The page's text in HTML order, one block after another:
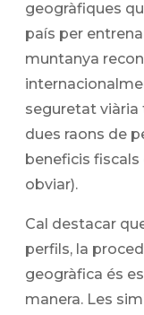
geogràfiques
país per
muntanya
seguretat viària
dues raons de
beneficis
obviar).
Cal destacar
perfils, la
geogràfica és
manera. Les